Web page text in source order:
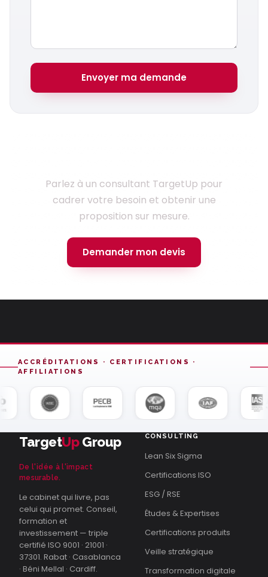
Envoyer ma demande
Parlez à un consultant TargetUp pour
cadrer votre besoin et obtenir une
proposition sur mesure.
Demander mon devis
ACCRÉDITATIONS · CERTIFICATIONS ·
AFFILIATIONS
TargetUpGroup
De l'idée à l'impact
mesurable.
Le cabinet qui livre, pas
celui qui promet. Conseil,
formation et
investissement — triple
certifié ISO 9001 · 21001 ·
37301. Rabat · Casablanca
· Béni Mellal · Cardiff.
CONSULTING
Lean Six Sigma
Certifications ISO
ESG / RSE
Études & Expertises
Certifications produits
Veille stratégique
Transformation digitale